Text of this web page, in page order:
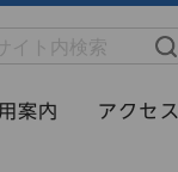
案内 アクセス